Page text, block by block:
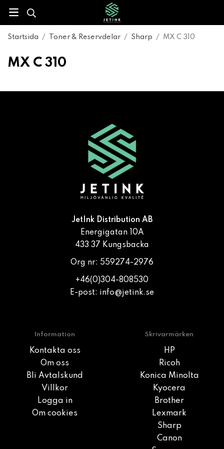
Startsida / Toner & Reservdelar / Sharp / MX C 310
MX C 310
JetInk Distribution AB
Energigatan 10A
433 37 Kungsbacka
Org nr: 559274-2976
+46(0)304-808530
E-post: info@jetink.se
Information
Kontakta oss
Om oss
Bli Avtalskund
Villkor
Logga in
Om cookies
Skrivarmärken
HP
Ricoh
Konica Minolta
Kyocera
Brother
Lexmark
Sharp
Canon